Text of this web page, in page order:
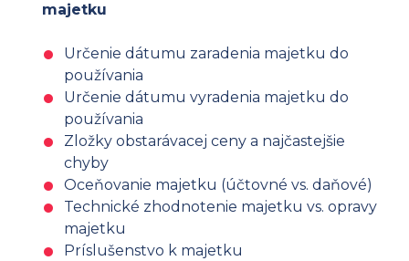
majetku
Určenie dátumu zaradenia majetku do
používania
Určenie dátumu vyradenia majetku do
používania
Zložky obstarávacej ceny a najčastejšie
chyby
Oceňovanie majetku (účtovné vs. daňové)
Technické zhodnotenie majetku vs. opravy
majetku
Príslušenstvo k majetku